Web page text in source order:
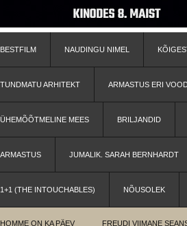
BESTFILM NAUDINGU NIMEL
TUNDMATU ARHITEKT ARMASTUS ERI
ÜHEMÕÕTMELINE MEES BRILJANDID
ARMASTUS JUMALIK. SARAH BERNHARDT
1+1 (THE INTOUCHABLES) NÕUSOLEK
HOMME ON KA PÄEV FREUDI VIIMANE